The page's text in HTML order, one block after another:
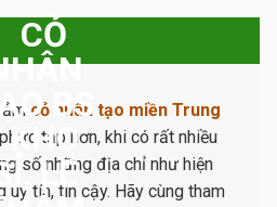
cỏ nhân tạo miền Trung
tạp hơn, khi có rất nhiều
số những địa chỉ như hiện
uy tín, tin cậy. Hãy cùng tham